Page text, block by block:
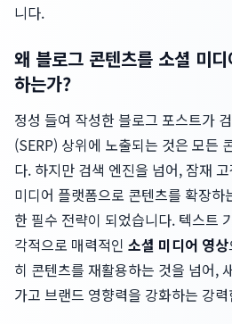
니다.
왜 블로그 콘텐츠를 소셜 미
하는가?
정성 들여 작성한 블로그 포스트가
(SERP) 상위에 노출되는 것은 모든
다. 하지만 검색 엔진을 넘어, 잠재
미디어 플랫폼으로 콘텐츠를 확장하
한 필수 전략이 되었습니다. 텍스트
각적으로 매력적인 소셜 미디어 영상
히 콘텐츠를 재활용하는 것을 넘어,
가고 브랜드 영향력을 강화하는 강